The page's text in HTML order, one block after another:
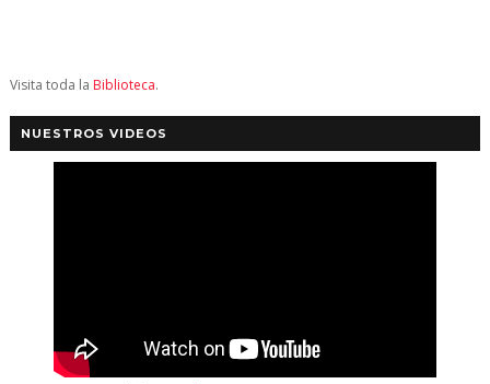
Visita toda la Biblioteca.
NUESTROS VIDEOS